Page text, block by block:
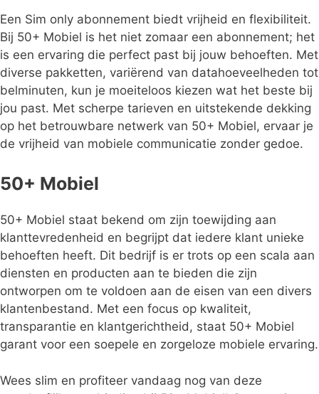
Een Sim only abonnement biedt vrijheid en flexibiliteit.
Bij 50+ Mobiel is het niet zomaar een abonnement; het
is een ervaring die perfect past bij jouw behoeften. Met
diverse pakketten, variërend van datahoeveelheden tot
belminuten, kun je moeiteloos kiezen wat het beste bij
jou past. Met scherpe tarieven en uitstekende dekking
op het betrouwbare netwerk van 50+ Mobiel, ervaar je
de vrijheid van mobiele communicatie zonder gedoe.
50+ Mobiel
50+ Mobiel staat bekend om zijn toewijding aan
klanttevredenheid en begrijpt dat iedere klant unieke
behoeften heeft. Dit bedrijf is er trots op een scala aan
diensten en producten aan te bieden die zijn
ontworpen om te voldoen aan de eisen van een divers
klantenbestand. Met een focus op kwaliteit,
transparantie en klantgerichtheid, staat 50+ Mobiel
garant voor een soepele en zorgeloze mobiele ervaring.
Wees slim en profiteer vandaag nog van deze